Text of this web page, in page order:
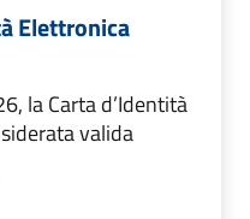
Elettronica
la Carta d’Identità
valida